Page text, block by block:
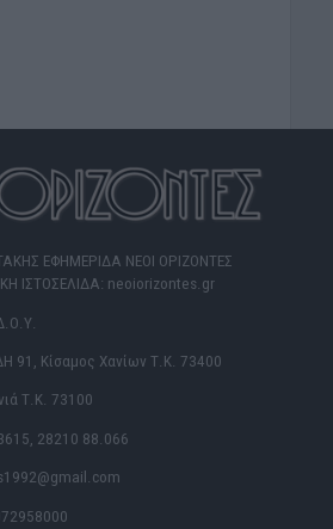
ΕΦΗΜΕΡΙΔΑ ΝΕΟΙ ΟΡΙΖΟΝΤΕΣ
ΙΣΤΟΣΕΛΙΔΑ: neoiorizontes.gr
91, Κίσαμος Χανίων Τ.Κ. 73400
Τ.Κ. 73100
28210 88.066